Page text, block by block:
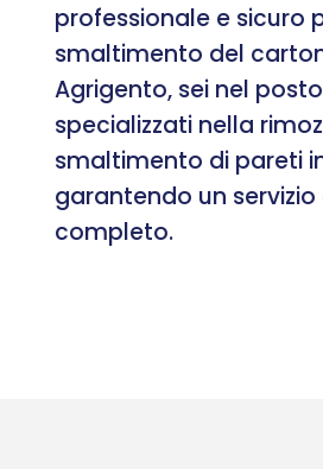
professionale e sicuro
smaltimento del
Agrigento, sei nel
specializzati nella
smaltimento di pareti
garantendo un
completo.